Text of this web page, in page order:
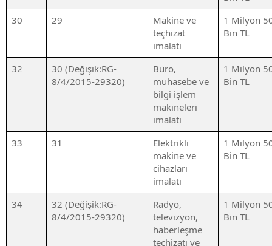
30
29
Makine ve
teçhizat
imalatı
1 Milyon
Bin TL
32
30 (Değişik:RG-
8/4/2015-29320)
Büro,
muhasebe ve
bilgi işlem
makineleri
imalatı
1 Milyon
Bin TL
33 31
Elektrikli
makine ve
cihazları
imalatı
1 Milyon
Bin TL
34
32 (Değişik:RG-
8/4/2015-29320)
Radyo,
televizyon,
haberleşme
teçhizatı ve
1 Milyon
Bin TL